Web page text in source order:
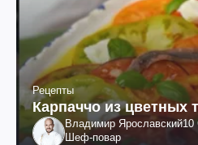
Рецепты
Карпаччо из цветных
Владимир Ярославский10
Шеф-повар